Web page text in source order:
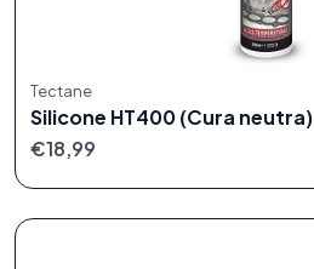
Tectane
Silicone HT400 (Cura neutra)
€18,99